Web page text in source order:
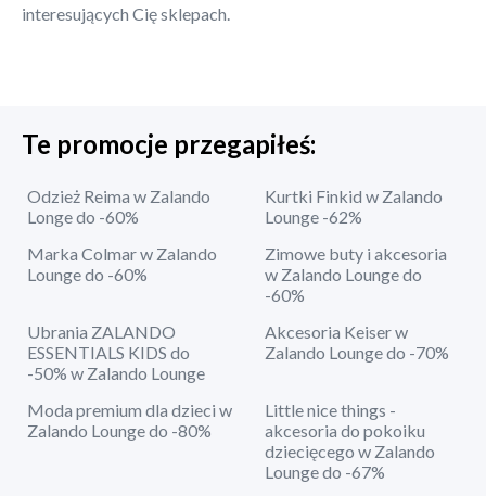
interesujących Cię sklepach.
Te promocje przegapiłeś:
Odzież Reima w Zalando
Longe do -60%
Kurtki Finkid w Zalando
Lounge -62%
Marka Colmar w Zalando
Lounge do -60%
Zimowe buty i akcesoria
w Zalando Lounge do
-60%
Ubrania ZALANDO
ESSENTIALS KIDS do
-50% w Zalando Lounge
Akcesoria Keiser w
Zalando Lounge do -70%
Moda premium dla dzieci w
Zalando Lounge do -80%
Little nice things -
akcesoria do pokoiku
dziecięcego w Zalando
Lounge do -67%